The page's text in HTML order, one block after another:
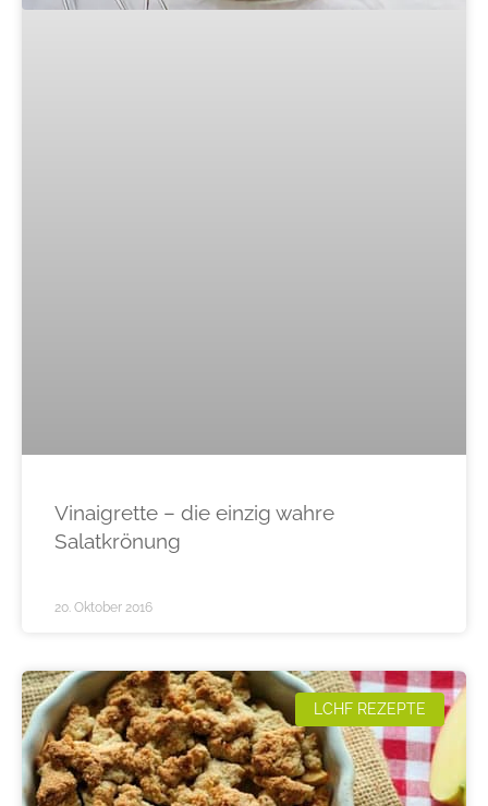
Vinaigrette – die einzig wahre
Salatkrönung
20. Oktober 2016
LCHF REZEPTE